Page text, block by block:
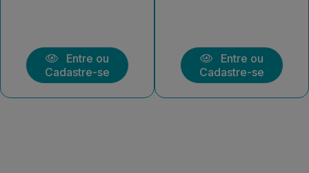
Entre ou
Cadastre-se
Entre ou
Cadastre-se